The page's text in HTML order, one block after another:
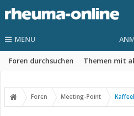
MENU
Foren durchsuchen Themen mit
Foren Meeting-Point